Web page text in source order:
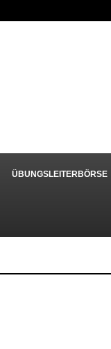
ÜBUNGSLEITERBÖRSE